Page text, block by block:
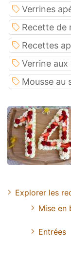
Verrines
Recette de
Recettes
Verrine
Mousse au
Explorer les
Mise en
Entrées